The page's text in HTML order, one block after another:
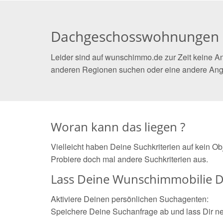
Leider sind auf wunschimmo.de zur Zeit keine
anderen Regionen suchen oder eine andere
Woran kann das liegen ?
Vielleicht haben Deine Suchkriterien auf kein
Probiere doch mal andere Suchkriterien aus.
Lass Deine Wunschimmobilie
Aktiviere Deinen persönlichen Suchagenten:
Speichere Deine Suchanfrage ab und lass Dir